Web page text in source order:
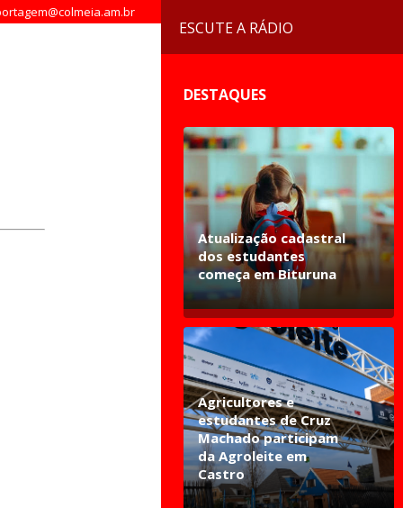
ESCUTE A RÁDIO
DESTAQUES
Atualização cadastral
dos estudantes
começa em Bituruna
Agricultores e
estudantes de Cruz
Machado participam
da Agroleite em
Castro